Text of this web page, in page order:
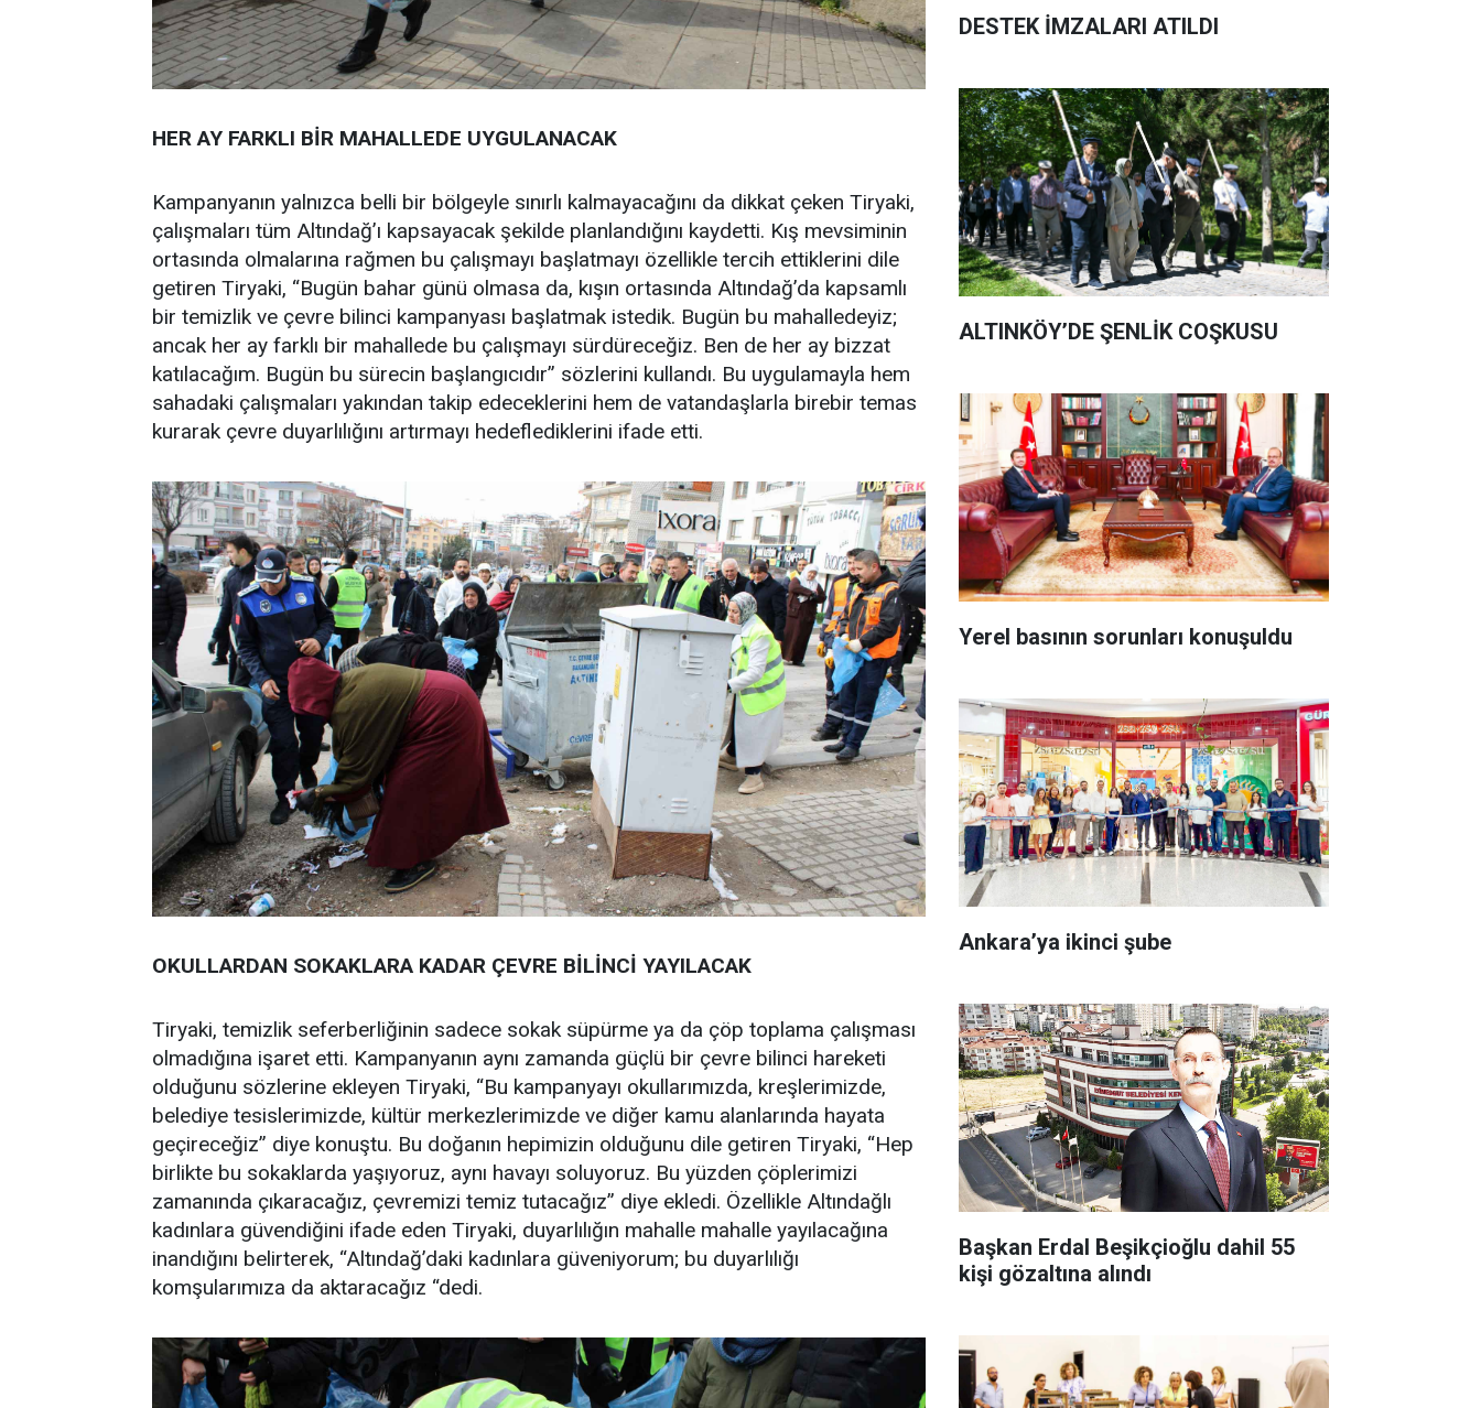
HER AY FARKLI BİR MAHALLEDE UYGULANACAK
Kampanyanın yalnızca belli bir bölgeyle sınırlı kalmayacağını da dikkat çeken Tiryaki,
çalışmaları tüm Altındağ’ı kapsayacak şekilde planlandığını kaydetti. Kış mevsiminin
ortasında olmalarına rağmen bu çalışmayı başlatmayı özellikle tercih ettiklerini dile
getiren Tiryaki, “Bugün bahar günü olmasa da, kışın ortasında Altındağ’da kapsamlı
bir temizlik ve çevre bilinci kampanyası başlatmak istedik. Bugün bu mahalledeyiz;
ancak her ay farklı bir mahallede bu çalışmayı sürdüreceğiz. Ben de her ay bizzat
katılacağım. Bugün bu sürecin başlangıcıdır” sözlerini kullandı. Bu uygulamayla hem
sahadaki çalışmaları yakından takip edeceklerini hem de vatandaşlarla birebir temas
kurarak çevre duyarlılığını artırmayı hedeflediklerini ifade etti.
OKULLARDAN SOKAKLARA KADAR ÇEVRE BİLİNCİ YAYILACAK
Tiryaki, temizlik seferberliğinin sadece sokak süpürme ya da çöp toplama çalışması
olmadığına işaret etti. Kampanyanın aynı zamanda güçlü bir çevre bilinci hareketi
olduğunu sözlerine ekleyen Tiryaki, “Bu kampanyayı okullarımızda, kreşlerimizde,
belediye tesislerimizde, kültür merkezlerimizde ve diğer kamu alanlarında hayata
geçireceğiz” diye konuştu. Bu doğanın hepimizin olduğunu dile getiren Tiryaki, “Hep
birlikte bu sokaklarda yaşıyoruz, aynı havayı soluyoruz. Bu yüzden çöplerimizi
zamanında çıkaracağız, çevremizi temiz tutacağız” diye ekledi. Özellikle Altındağlı
kadınlara güvendiğini ifade eden Tiryaki, duyarlılığın mahalle mahalle yayılacağına
inandığını belirterek, “Altındağ’daki kadınlara güveniyorum; bu duyarlılığı
komşularımıza da aktaracağız “dedi.
DESTEK İMZALARI ATILDI
ALTINKÖY’DE ŞENLİK COŞKUSU
Yerel basının sorunları konuşuldu
Ankara’ya ikinci şube
Başkan Erdal Beşikçioğlu dahil 55
kişi gözaltına alındı